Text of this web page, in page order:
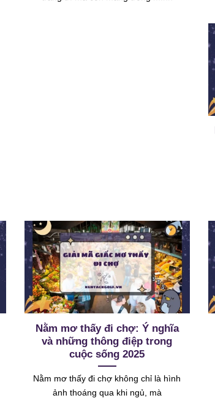
Nằm mơ thấy đi chợ: Ý nghĩa
và những thông điệp trong
cuộc sống 2025
Nằm mơ thấy đi chợ không chỉ là hình
ảnh thoáng qua khi ngủ, mà